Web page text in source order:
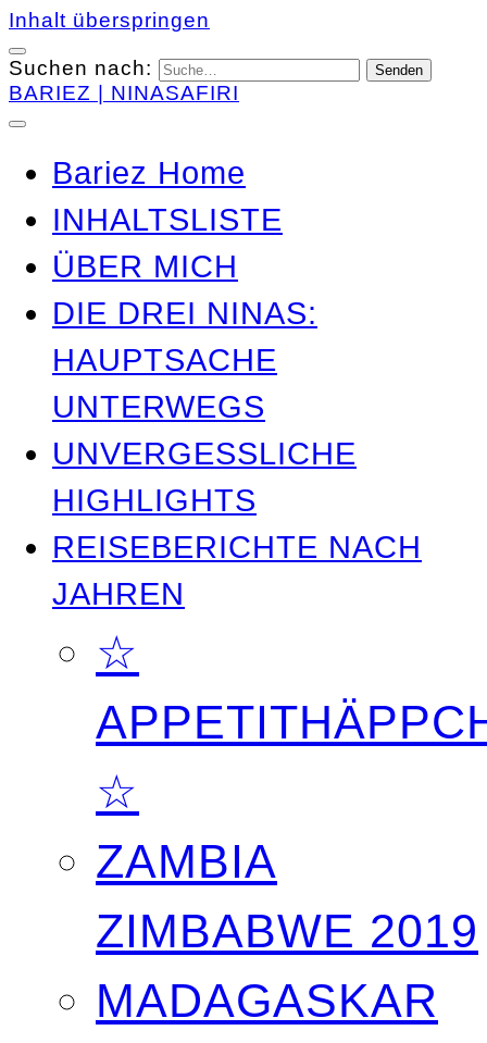
Inhalt überspringen
Suchen nach:
BARIEZ | NINASAFIRI
Bariez Home
INHALTSLISTE
ÜBER MICH
DIE DREI NINAS:
HAUPTSACHE
UNTERWEGS
UNVERGESSLICHE
HIGHLIGHTS
REISEBERICHTE NACH
JAHREN
☆
☆
ZAMBIA
ZIMBABWE 2019
MADAGASKAR